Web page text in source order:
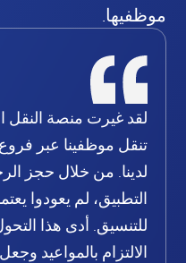
موظفيها.
لقد غيرت منصة
تنقل موظفينا عبر فروع
لدينا. من خلال حجز
التطبيق، لم يعودوا
للتنسيق. أدى هذا
الالتزام بالمواعيد